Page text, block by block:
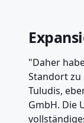
"Daher
Standort
Tuludis,
GmbH. Die